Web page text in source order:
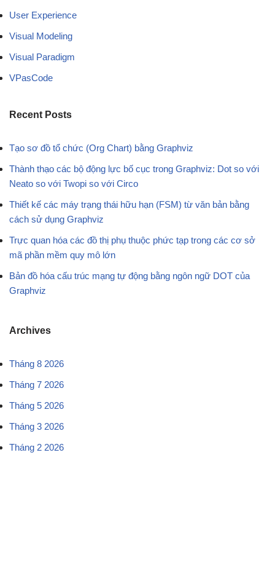
User Experience
Visual Modeling
Visual Paradigm
VPasCode
Recent Posts
Tạo sơ đồ tổ chức (Org Chart) bằng Graphviz
Thành thạo các bộ động lực bố cục trong Graphviz: Dot so với
Neato so với Twopi so với Circo
Thiết kế các máy trạng thái hữu hạn (FSM) từ văn bản bằng
cách sử dụng Graphviz
Trực quan hóa các đồ thị phụ thuộc phức tạp trong các cơ sở
mã phần mềm quy mô lớn
Bản đồ hóa cấu trúc mạng tự động bằng ngôn ngữ DOT của
Graphviz
Archives
Tháng 8 2026
Tháng 7 2026
Tháng 5 2026
Tháng 3 2026
Tháng 2 2026